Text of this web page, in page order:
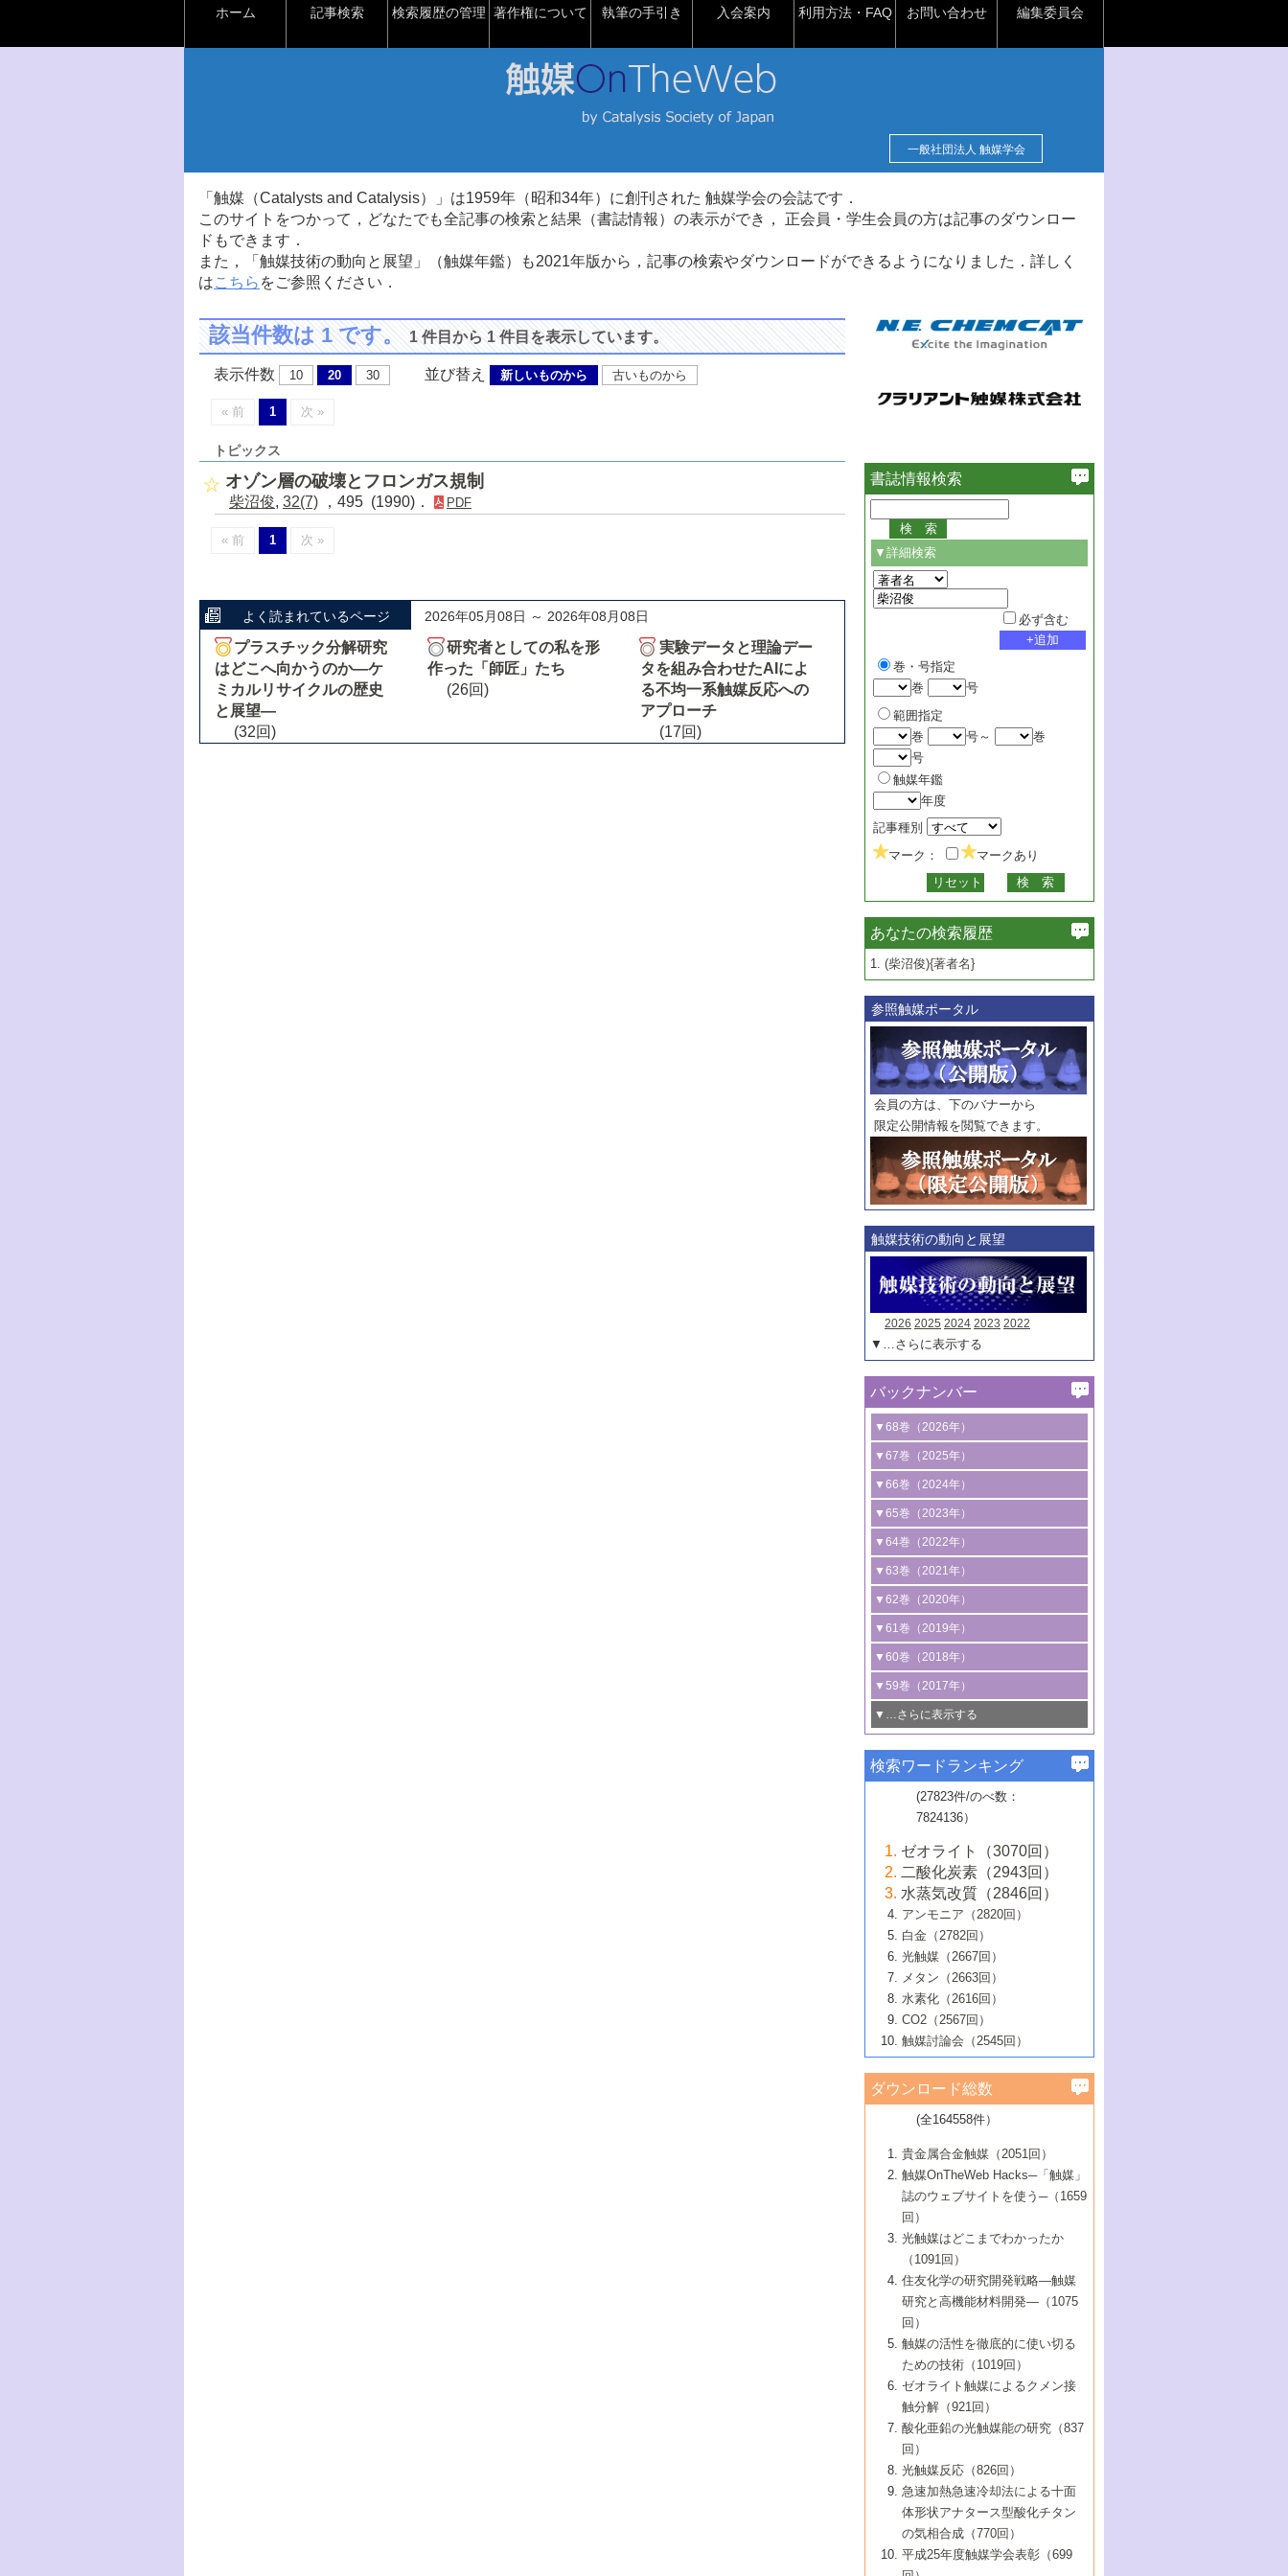
ホーム 記事検索 検索履歴の管理 著作権について 執筆の手引き 入会案内 利用方法・FAQ お問い合わせ 編集委員会
一般社団法人 触媒学会
「触媒（Catalysts and Catalysis）」は1959年（昭和34年）に創刊された 触媒学会の会誌です．
このサイトをつかって，どなたでも全記事の検索と結果（書誌情報）の表示ができ， 正会員・学生会員の方は記事のダウンロー
ドもできます．
また，「触媒技術の動向と展望」（触媒年鑑）も2021年版から，記事の検索やダウンロードができるようになりました．詳しく
はこちら をご参照ください．
該当件数は 1 です。1 件目から 1 件目を表示しています。
表示件数 10 20 30 並び替え 新しいものから 古いものから
« 前 1 次 »
トピックス
オゾン層の破壊とフロンガス規制
柴沼俊, 32(7) ，495 (1990)． PDF
« 前 1 次 »
よく読まれているページ 2026年05月08日 ～ 2026年08月08日
プラスチック分解研究
はどこへ向かうのか―ケ
ミカルリサイクルの歴史
と展望―
(32回)
研究者としての私を形
作った「師匠」たち
(26回)
実験データと理論デー
タを組み合わせたAIによ
る不均一系触媒反応への
アプローチ
(17回)
書誌情報検索
▼詳細検索
必ず含む
巻・号指定
巻
号
範囲指定
巻
号～
巻
号
触媒年鑑
年度
記事種別
マーク：
マークあり
あなたの検索履歴
1. (柴沼俊){著者名}
参照触媒ポータル
会員の方は、下のバナーから
限定公開情報を閲覧できます。
触媒技術の動向と展望
2026 2025 2024 2023 2022
▼…さらに表示する
バックナンバー
▼68巻（2026年）
1号 過酸化水素合成に関する研究動向
2号 コンピューター技術により加速する
触媒開発
3号 有機分子変換やCO 資源化のための
光触媒に関する最近の研究
B号 第137回触媒討論会（2026年）
▼67巻（2025年）
1号 CO
水素化によるグリーン燃料/グリ
ーンケミカル製造
2号 水素製造のための水分解技術に関す
る最近の研究
3号 オレフィン系樹脂の精密合成に関す
る最新技術
4号 アルコール類の効率的変換を実現す
る非貴金属触媒の研究動向
5号 ゼオライトの合成と応用における研
究動向
6号 ヘテロ接合界面
B号 第135回触媒討論会（2025年）
▼66巻（2024年）
1号 低次元ナノ構造を有する触媒材料
2号 規制反応場を活用した固体触媒研究
の新展開
3号 未踏分子変換を目指した酸化触媒プ
ロセスの最前線
4号 シンクロトロン放射光および中性子
線を利用した触媒解析技術の最先端
5号 単原子触媒
6号 参照触媒委員会からのお知らせ
B号 第133回触媒討論会（2023年）
▼65巻（2023年）
1号 炭素が関わる触媒機能
2号 プラスチックケミカルリサイクルの
ための触媒技術
3号 非酸化物系金属化合物を基盤とした
触媒材料の開発
4号 格子酸素・格子酸素欠陥を利用した
触媒反応
5号 生体触媒によるエネルギー変換反応
6号 窒素とリンの循環のための触媒・機
能性材料
▼64巻（2022年）
1号 合成ガス製造とCOを用いるケミカル
ズ合成の最新動向
2号 化学品合成のための合金触媒開発
3号 CO の排出削減および有効活用のた
めの触媒技術
4号 若手による情報発信企画～とびたて
若き触媒の研究者たち～（1）
若き触媒の研究者たち～（2）
6号 石油のノーブル・ユースを志向した
触媒技術
大学：オンライン・対面開催）
▼63巻（2021年）
1号 金触媒の新展開
2号 ペロブスカイト
3号 特殊反応場を利用した触媒的分子変
換反応
4号 多孔質材料を用いた触媒の新展開
5号 情報学的手法を用いた触媒開発
6号 カーボンニュートラルに向けた電解
技術
B号 第127回触媒討論会（2021年・オン
ライン開催(Zoom)のみ）
▼62巻（2020年）
1号 触媒設計を拓く欠陥構造のキャラク
タリゼーション
2号 機能化学品製造に資するクリーンな
触媒的酸化反応
3号 水処理のための触媒化学
4号 光触媒を用いた水分解の最新の研究
動向
5号 次世代の触媒プロセスを支えるマイ
6号 メタン転換技術の最新動向
B号 第125回触媒討論会（2020年・工学
院大学）
▼61巻（2019年）
1号 物質移動制御に着目した触媒プロセ
ス開発
2号 CO2 フリー水素サプライチェーンに
関わる触媒開発動向
3号 精密高分子合成に関する最近の研究
動向
4号 バイオマス化成品製造のための触媒
5号 固体触媒による含窒素有機化合物変
換の最前線
6号 貴金属使用量低減に向けた自動車排
ガス浄化触媒の開発
B号 第123回触媒討論会（2019年・大阪
▼60巻（2018年）
1号 固体酸触媒の最新の研究動向
2号 二酸化炭素からの有用化学品合成
3号 ナノ粒子・クラスター触媒の最前線
4号 60周年記念企画
5号 進化するゼオライト合成技術
6号 非貴金属系触媒における電気化学的
B号 第121回触媒討論会（2018年・東京
大学）
▼59巻（2017年）
1号 いたるところに，触媒
最先端技術
3号 無機分離膜材料の開発と触媒反応プ
ロセスへの適用
5号 水素のふるまいを解き明かす最先端
研究
6号 低級アルカンの有効利用のための触
媒技術
B号 第119回触媒討論会（2017年・首都
大学東京）
▼…さらに表示する
1号 ユニークな構造の高分子を生み出す触
2号 リグニンからの化成品製造に向けた触
媒技術
3号 触媒研究の最先端～とびたて若き研究
者たち～（1）
4号 触媒研究の最先端～とびたて若き研究
者たち～（2）
5号 触媒研究の最先端～とびたて若き研究
者たち～（3）
6号 イオニクス材料と燃料電池・電解合成
の最新の研究動向
B号 第117回触媒討論会（2016年・大阪府
立大学）
▼57巻（2015年）
1号 水素キャリアにかかわる触媒技術の新
2号 石油精製用触媒の最近の進展
3号 固体酸化物形燃料電池（SOFC）におけ
るアノード触媒上での燃料直接改質技術
4号 コアシェル構造の制御による触媒機能
5号 工業触媒およびその周辺技術の最近の
進歩
6号 ナノシート
B号 第115回触媒討論会（2015年・成蹊大
▼56巻（2014年）
2号 光触媒反応機構に関する最新の研究動
向
開発動向
4号 人工光合成に向けた近年のアプローチ
5号 未利用熱エネルギーの有効活用に貢献
する触媒技術
6号 ポリオキソメタレート
B号 第113回触媒討論会（2014年・ロワジ
ールホテル豊橋）
1号 高耐久性燃料電池システム用触媒にお
ける新展開
2号 リビングラジカル重合の最近の動向
3号 天然ガスの化学工業的展開に関する触
媒技術
4号 貴金属触媒の精密構造制御とその活用
5号 バイオマス化成品製造のための固体触
6号 ナノ空間─吸着状態解析から新機能開拓
B号 第111回触媒討論会（2013年・関西大
▼54巻（2012年）
1号 規則性多孔体の利用技術における最近
の進歩
2号 第109回触媒討論会
3号 貴金属低減技術の最新動向
4号 貴金属代替技術の最新動向
5号 光触媒による物質変換反応の新展開
6号 グラフェン
7号 水素を利用する化成品合成の新潮流
▼53巻（2011年）
1号 金属学から見る合金触媒の新展開
2号 第107回触媒討論会
3号 触媒のその場観察法の進歩（１）
4号 触媒のその場観察法の進歩（２）
5号 不活性結合の触媒的活性化による有機
合成
6号 新しい固体酸触媒技術
7号 ゼオライト合成における最近の進歩
▼52巻（2010年）
1号 触媒の劣化対策と長寿命触媒開発
2号 第105回触媒討論会
3号 ナノ構造が拓く新機能
4号 活性サイトおよびその環境の精密な設
計による触媒の高機能化
5号 触媒を有効に使うための技術
7号 有機分子触媒による精密有機合成
8号 高機能化ポリオレフィンに向けた重合
触媒の最近の進展
1号 炭素材料－熱い注目を集める材料－
2号 第103回触媒討論会
3号 環境浄化用光触媒の現状と課題
4号 水素社会の実現に向けた水素製造・貯
蔵技術の進歩
5号 CO2が関わる触媒・材料
7号 持続可能社会実現のための触媒および
触媒関連技術
▼50巻（2008年）
1号 触媒化学と学会のこの10年，半世紀，
そして未来
2号 第101回触媒討論会
4号 錯体を利用したユニークな表面構造の
構築と機能
5号 若手会員による触媒研究の未来展望1：
企業編
6号 第102回触媒討論会
7号 触媒・化学反応における計算化学の進
8号 若手研究者による触媒研究の未来展望
2：大学・研究所編
▼49巻（2007年）
1号 含フッ素化合物の合成と触媒
2号 第99回触媒討論会
3号 実用的ファインケミカル合成プロセス
を実現する触媒
5号 こんな物質，あんな物質―新たな触媒
の可能性―
7号 『結晶の化学』を活かした触媒研究
8号 イオン液体の応用
▼48巻（2006年）
1号 固体酸触媒の最近の進歩
2号 第97回触媒討論会
3号 リビング重合触媒の最近の展開
5号 水素製造・貯蔵のための触媒技術の新
しい展開
6号 第98回触媒討論会
7号 基礎化学品製造の触媒技術
8号 多機能型リアクター
1号 最近の触媒担体とその効果
2号 第95回触媒討論会
4号 水分解用光触媒材料
5号 時間分解分光の進歩と応用
6号 第96回触媒討論会
8号 超臨界流体を用いた化学プロセスの新
▼46巻（2004年）
1号 部分酸化反応触媒の最前線
2号 第93回触媒討論会
3号 特殊エネルギー場の触媒反応
4号 生体内における金属の触媒作用
5号 ファインケミカルズの展開に寄与する
6号 第94回触媒討論会
7号 サブナノレベルでみた新しい表面現象
8号 オレフィン重合触媒の新たな展
▼45巻（2003年）
1号 なぜこの触媒が良いのか？
2号 第91回触媒討論会
3号 最近の自動車排ガス処理技術
4号 触媒研究の現状と将来─第90回触媒討論
5号 基礎化学品製造の触媒技術
6号 第92回触媒討論会
7号 基礎化学品製造の触媒技術
8号 資源の循環と触媒技術
▼44巻（2002年）
1号 高次制御された触媒の化学
2号 第89回触媒討論会
3号 触媒を利用した電気化学の新展開
4号 ナノ材料の調製と機能化
5号 こんな触媒が欲しい
6号 第90回触媒討論会
7号 触媒研究と学術雑誌/情報
8号 若い世代からみた触媒化学の現状と未
▼43巻（2001年）
1号 グリーンケミストリーと触媒
2号 第87回触媒討論会特集号
3号 生体触媒とバイオプロセス
4号 水素製造・利用の触媒化学
5号 触媒研究における新しい切り口：コン
ビナトリアルケミストリー
6号 第88回触媒討論会特集号
7号 企業における触媒研究のブレークスル
8号 この材料を触媒として使ってみません
▼42巻（2000年）
1号 触媒反応工学の明日を拓く
2号 第85回触媒討論会
3号 反応ダイナミクス
5号 触媒のおもしろさをどのように伝える
6号 第86回触媒討論会
7号 水素化精製触媒の新しい展開
8号 新しい反応性と機能性を目指した金属
クラスタ-化学
▼41巻（1999年）
1号 孔、穴、あな?-特異な空間とその利用-
2号 第83回触媒討論会
3号 均一系触媒反応最前線
4号 実用炭素材料の新展開
5号 研究の方法論を考える
7号 機能性金属材料と触媒
8号 触媒研究へのNMRの応用と展望
▼40巻（1998年）
進展と21世紀への提言/創立40周年記念・触
媒学会この10年の歩みとこれから/創立40周
2号 第81回触媒討論会
3号 計算機触媒化学へのさそい
4号 触媒劣化の制御と予測
5号 最新の実用プロセスと触媒
6号 第82回触媒討論会
7号 ナノ構造体の化学
8号 あの反応は今
1号 均一系と不均一系触媒反応-その特徴と
接点
2号 第79回触媒討論会
3号 最新NO除去触媒の実用化研究
4号 新しい反応場を目指した触媒調製
5号 反応・分離技術の新しい展開
6号 第80回触媒討論会
8号 AFMでみる世界
▼38巻（1996年）
1号 触媒の構造と触媒作用/C1化学を中心と
する21世紀への触媒
3号 オリンピックメダル:金・銀・銅はどん
な触媒作用を示すか
4号 触媒作用における機能の複合化
5号 未来を拓け！若手研究者
6号 第78回触媒討論会
7号 ダイナミックな領域への触媒研究の展
開/C1化学を中心とする21世紀への触媒
▼37巻（1995年）
1号 ファインケミカルズと固体触媒
2号 第75回触媒討論会
3号 希土類を利用した触媒
4号 触媒とリサイクル
5号 エネルギー変換触媒
6号 第76回触媒討論会
7号 表面吸着相の新しい展開
8号 マイクロポーラス・クリスタル触媒の
▼36巻（1994年）
1号 電気化学と触媒
2号 第73回触媒討論会
3号 C4化学の展開
4号 《通常号》
5号 《通常号》
6号 第74回触媒討論会
▼35巻（1993年）
1号 工業触媒開発マニュアル―探索から工
業化まで
2号 第71回触媒討論会
3号 研究開発のうらおもて―着想と展開
4号 触媒劣化と寿命の予測
5号 環境に優しい触媒
▼34巻（1992年）
1号 インパクトを与えたこの研究
2号 第69回触媒討論会
3号 ケミカルズ合成触媒―新しい展開と応
▼33巻（1991年）
1号 触媒プロセス開発マニュアル―探索か
ら工業化まで，知っておきたいこと PartII
2号 第67回触媒討論会
▼32巻（1990年）
1号 21世紀に向けて触媒研究の飛躍をめざ
す―触媒化学の裾野を広げよう
2号 第65回触媒討論会
▼31巻（1989年）
1号 情報科学と反応設計・材料設計
▼30巻（1988年）
検索ワードランキング
(27823件/のべ数：
7824136）
ゼオライト（3070回）
二酸化炭素（2943回）
水蒸気改質（2846回）
アンモニア（2820回）
白金（2782回）
光触媒（2667回）
メタン（2663回）
水素化（2616回）
CO2（2567回）
触媒討論会（2545回）
ダウンロード総数
(全164558件）
貴金属合金触媒（2051回）
触媒OnTheWeb Hacks─「触媒」
誌のウェブサイトを使う─（1659
回）
光触媒はどこまでわかったか
（1091回）
住友化学の研究開発戦略―触媒
研究と高機能材料開発―（1075
回）
触媒の活性を徹底的に使い切る
ための技術（1019回）
ゼオライト触媒によるクメン接
触分解（921回）
酸化亜鉛の光触媒能の研究（837
回）
光触媒反応（826回）
急速加熱急速冷却法による十面
体形状アナタース型酸化チタン
の気相合成（770回）
平成25年度触媒学会表彰（699